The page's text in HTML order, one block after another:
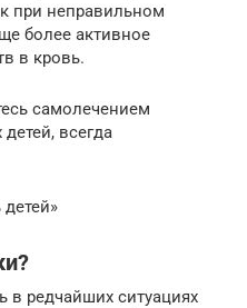
при неправильном
более активное
в кровь.
самолечением
всегда
в редчайших ситуациях